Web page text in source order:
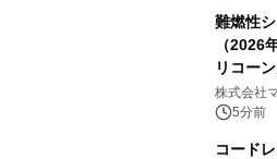
難燃性
（2026
リコー
芯ケー
株式会社
5分前
コード